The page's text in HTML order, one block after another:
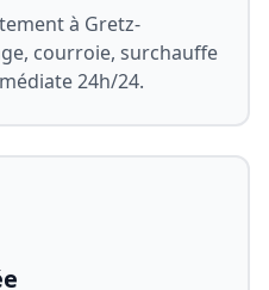
à Gretz-
courroie, surchauffe
24h/24.